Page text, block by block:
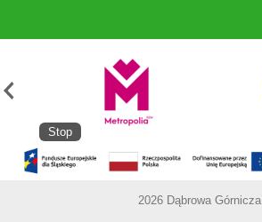
Stop
2026 Dąbrowa Górnicza